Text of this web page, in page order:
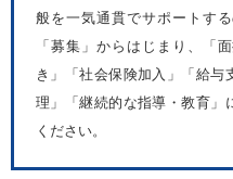
般を一気通貫でサポートす
「募集」からはじまり、「
き」「社会保険加入」「給与
理」「継続的な指導・教育」
ください。